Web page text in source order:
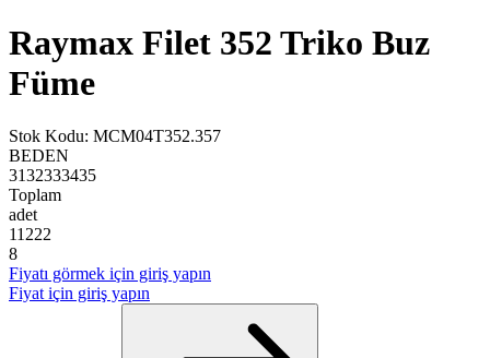
Raymax Filet 352 Triko Buz
Füme
Stok Kodu: MCM04T352.357
BEDEN
3132333435
Toplam
adet
11222
8
Fiyatı görmek için giriş yapın
Fiyat için giriş yapın